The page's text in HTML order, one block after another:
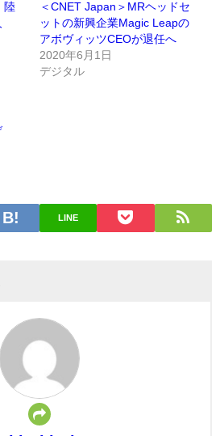
陸
＜CNET Japan＞MRヘッドセ
ットの新興企業Magic Leapの
アボヴィッツCEOが退任へ
2020年6月1日
デジタル
LINE